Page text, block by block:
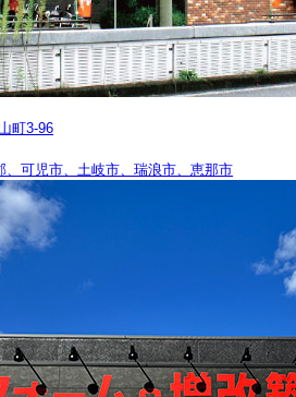
町3-96
可児市、土岐市、瑞浪市、恵那市